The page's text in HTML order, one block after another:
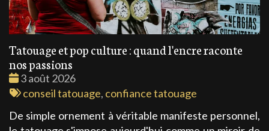
Tatouage et pop culture : quand l'encre raconte
nos passions
Date
:
3 août 2026
Tags
conseil tatouage, confiance tatouage
De simple ornement à véritable manifeste personnel,